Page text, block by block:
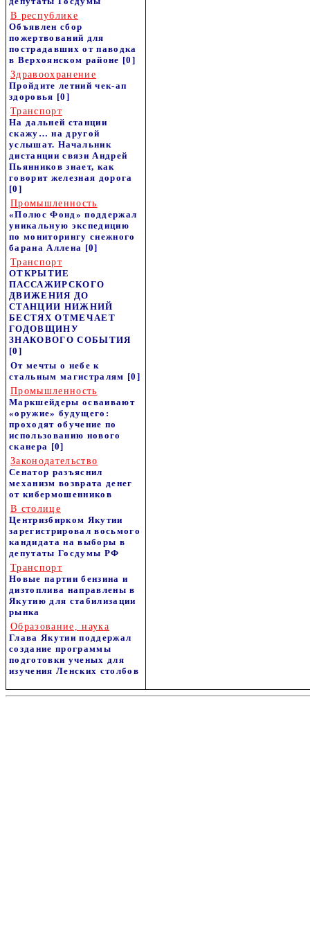
В республике
Объявлен сбор
пожертвований для
пострадавших от паводка
в Верхоянском районе [0]
Здравоохранение
Пройдите летний чек-ап
здоровья [0]
Транспорт
На дальней станции
скажу… на другой
услышат. Начальник
дистанции связи Андрей
Пьянников знает, как
говорит железная дорога
[0]
Промышленность
«Полюс Фонд» поддержал
уникальную экспедицию
по мониторингу снежного
барана Аллена [0]
Транспорт
ОТКРЫТИЕ
ПАССАЖИРСКОГО
ДВИЖЕНИЯ ДО
СТАНЦИИ НИЖНИЙ
БЕСТЯХ ОТМЕЧАЕТ
ГОДОВЩИНУ
ЗНАКОВОГО СОБЫТИЯ
[0]
От мечты о небе к
стальным магистралям [0]
Промышленность
Маркшейдеры осваивают
«оружие» будущего:
проходят обучение по
использованию нового
сканера [0]
Законодательство
Сенатор разъяснил
механизм возврата денег
от кибермошенников
В столице
Центризбирком Якутии
зарегистрировал восьмого
кандидата на выборы в
депутаты Госдумы РФ
Транспорт
Новые партии бензина и
дизтоплива направлены в
Якутию для стабилизации
рынка
Образование, наука
Глава Якутии поддержал
создание программы
подготовки ученых для
изучения Ленских столбов